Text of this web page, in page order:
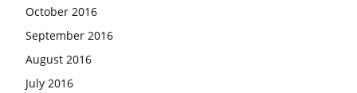
October 2016
September 2016
August 2016
July 2016